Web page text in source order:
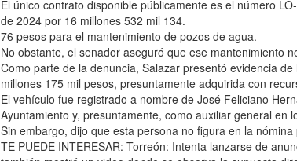
El único contrato disponible públicamente es el número
de 2024 por 16 millones 532 mil 134.
76 pesos para el mantenimiento de pozos de agua.
No obstante, el senador aseguró que ese mantenimiento
Como parte de la denuncia, Salazar presentó evidencia
millones 175 mil pesos, presuntamente adquirida con
El vehículo fue registrado a nombre de José Feliciano
Ayuntamiento y, presuntamente, como auxiliar general en
Sin embargo, dijo que esta persona no figura en la
TE PUEDE INTERESAR: Torreón: Intenta lanzarse de